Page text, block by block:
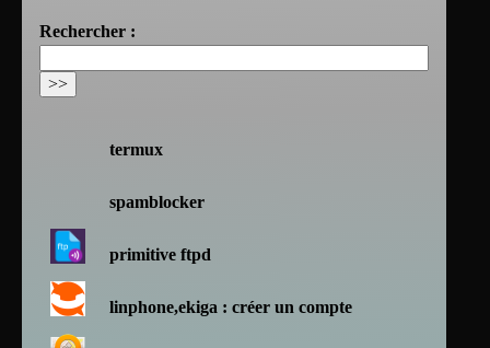
Rechercher :
termux
spamblocker
primitive ftpd
linphone,ekiga : créer un compte